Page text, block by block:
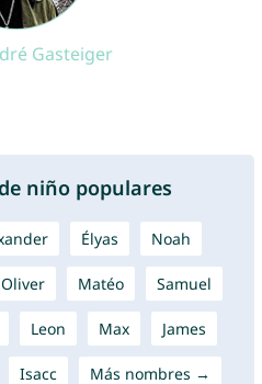
Gasteiger
niño populares
Élyas Noah
Oliver Matéo Samuel
Leon Max James
Isacc Más nombres →